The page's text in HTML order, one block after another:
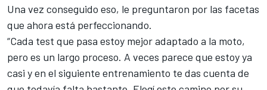
Una vez conseguido eso, le preguntaron por las facetas
que ahora está perfeccionando.
“Cada test que pasa estoy mejor adaptado a la moto,
pero es un largo proceso. A veces parece que estoy ya
casi y en el siguiente entrenamiento te das cuenta de